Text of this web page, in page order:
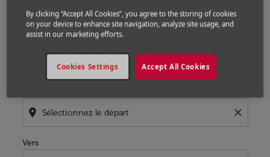
location_on close
Vers
By clicking “Accept All Cookies”, you agree to the storing of cookies
on your device to enhance site navigation, analyze site usage, and
assist in our marketing efforts.
Accept All Cookies
Cookies Settings